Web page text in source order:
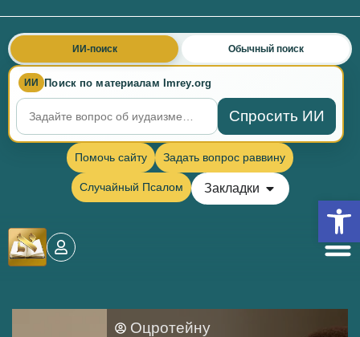
ИИ Поиск по материалам Imrey.org
Спросить ИИ
ИИ-поиск Обычный поиск
Помочь сайту Задать вопрос раввину
Случайный Псалом Закладки
Оцротейну